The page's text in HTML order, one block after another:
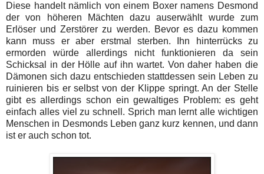
Diese handelt nämlich von einem Boxer namens Desmond
der von höheren Mächten dazu auserwählt wurde zum
Erlöser und Zerstörer zu werden. Bevor es dazu kommen
kann muss er aber erstmal sterben. Ihn hinterrücks zu
ermorden würde allerdings nicht funktionieren da sein
Schicksal in der Hölle auf ihn wartet. Von daher haben die
Dämonen sich dazu entschieden stattdessen sein Leben zu
ruinieren bis er selbst von der Klippe springt. An der Stelle
gibt es allerdings schon ein gewaltiges Problem: es geht
einfach alles viel zu schnell. Sprich man lernt alle wichtigen
Menschen in Desmonds Leben ganz kurz kennen, und dann
ist er auch schon tot.